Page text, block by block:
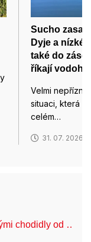
Sucho
Dyje a nízké
také do
říkají
Velmi
situaci, která v
celém…
31. 07. 2026
chodidly od …